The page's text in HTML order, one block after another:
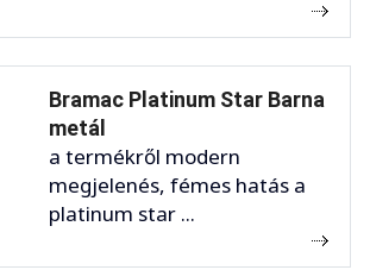
Bramac Platinum Star Barna
metál
a termékről modern
megjelenés, fémes hatás a
platinum star ...